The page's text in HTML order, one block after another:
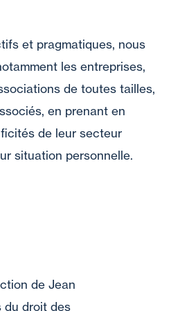
et pragmatiques, nous
les entreprises,
de toutes tailles,
en prenant en
de leur secteur
situation personnelle.
de Jean
du droit des